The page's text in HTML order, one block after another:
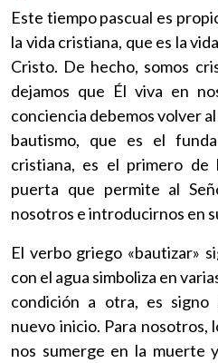
Este tiempo pascual es
la vida cristiana, que es la
Cristo. De hecho, somos
dejamos que Él viva en
conciencia debemos volver
bautismo, que es el
cristiana, es el primero de
puerta que permite al
nosotros e introducirnos en
El verbo griego «bautizar»
con el agua simboliza en
condición a otra, es
nuevo inicio. Para nosotros,
nos sumerge en la muerte